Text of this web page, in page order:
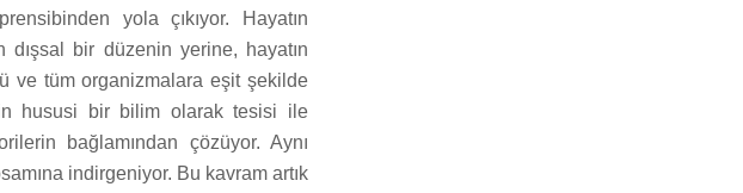
yola çıkıyor. Hayatın
bir düzenin yerine, hayatın
ve tüm organizmalara eşit şekilde
hususi bir bilim olarak tesisi ile
bağlamından çözüyor. Aynı
indirgeniyor. Bu kavram artık